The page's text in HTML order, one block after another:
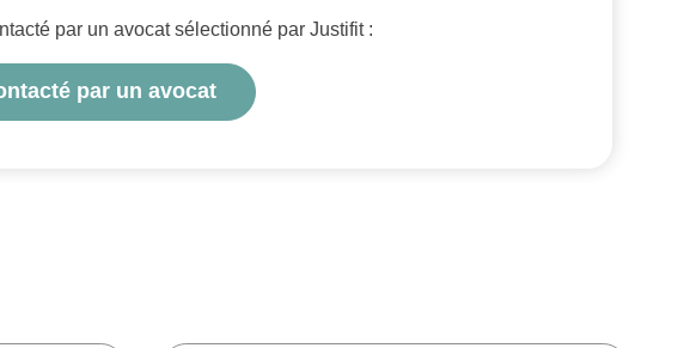
par un avocat sélectionné par Justifit :
par un avocat